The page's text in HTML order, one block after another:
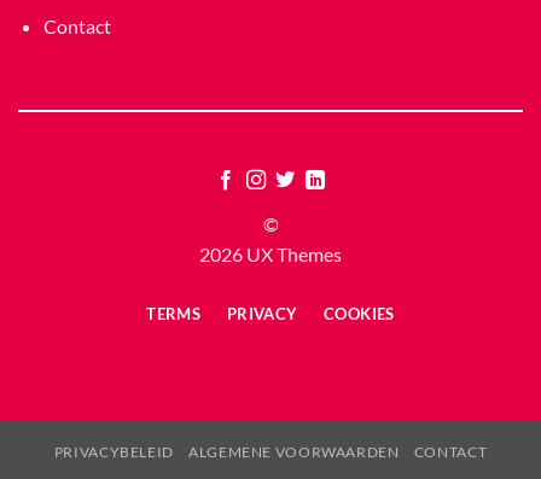
Contact
©
2026 UX Themes
TERMS PRIVACY COOKIES
PRIVACYBELEID ALGEMENE VOORWAARDEN CONTACT